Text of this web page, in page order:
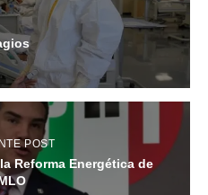
POST
Reforma Energética de